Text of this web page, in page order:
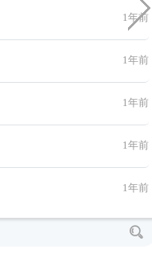
1年前
1年前
1年前
1年前
1年前